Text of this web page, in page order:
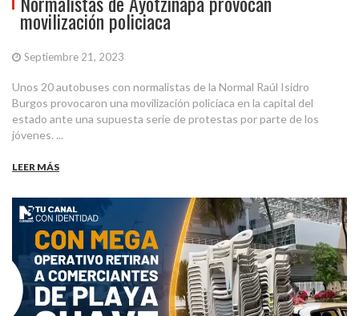
movilización policiaca
Septiembre 21, 2023
Unos 20 autobuses con normalistas de la Normal Raúl Isidro
Burgos provocaron una movilización policiaca en la capital del
estado ante una supuesta serie de protestas por parte de los
jóvenes. ...
LEER MÁS